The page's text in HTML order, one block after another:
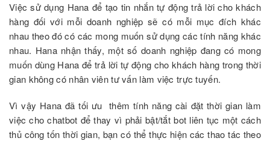
Việc sử dụng Hana để tạo tin nhắn tự động trả lời cho khách
hàng đối với mỗi doanh nghiệp sẽ có mỗi mục đích khác
nhau theo đó có các mong muốn sử dụng các tính năng khác
nhau. Hana nhận thấy, một số doanh nghiệp đang có mong
muốn dùng Hana để trả lời tự động cho khách hàng trong thời
gian không có nhân viên tư vấn làm việc trực tuyến.
Vì vậy Hana đã tối ưu thêm tính năng cài đặt thời gian làm
việc cho chatbot để thay vì phải bật/tắt bot liên tục một cách
thủ công tốn thời gian, bạn có thể thực hiện các thao tác theo